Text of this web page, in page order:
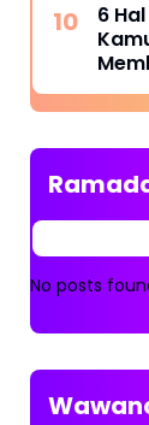
6
No posts